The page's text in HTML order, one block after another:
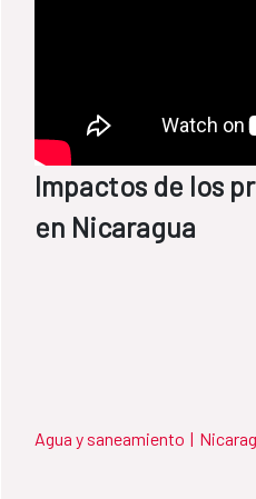
Impactos de los
en Nicaragua
Agua y saneamiento |